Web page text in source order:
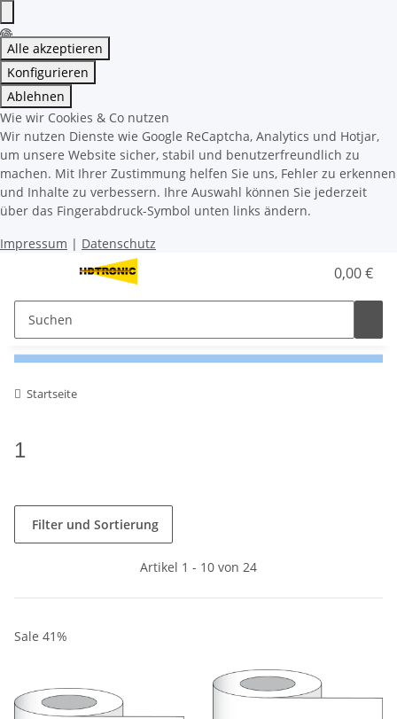
Alle akzeptieren
Konfigurieren
Ablehnen
Wie wir Cookies & Co nutzen
Wir nutzen Dienste wie Google ReCaptcha, Analytics und Hotjar,
um unsere Website sicher, stabil und benutzerfreundlich zu
machen. Mit Ihrer Zustimmung helfen Sie uns, Fehler zu erkennen
und Inhalte zu verbessern. Ihre Auswahl können Sie jederzeit
über das Fingerabdruck-Symbol unten links ändern.
Impressum | Datenschutz
0,00 €
Startseite
1
Filter und Sortierung
Artikel 1 - 10 von 24
Sale 41%